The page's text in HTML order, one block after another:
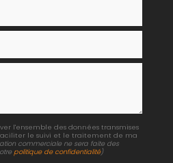
l'ensemble des données transmises
le suivi et le traitement de ma
commerciale ne sera faite des
politique de confidentialité)